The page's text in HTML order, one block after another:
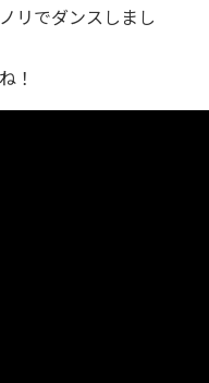
リでダンスしまし
！